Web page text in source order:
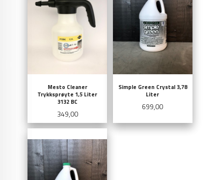
Mesto Cleaner
Trykksprøyte 1,5 Liter
3132 BC
Pris
349,00
Simple Green Crystal 3,78
Liter
Pris
699,00